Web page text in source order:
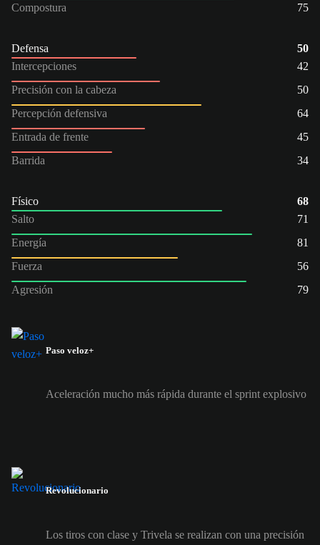
Compostura
75
Defensa
50
Intercepciones
42
Precisión con la cabeza
50
Percepción defensiva
64
Entrada de frente
45
Barrida
34
Físico
68
Salto
71
Energía
81
Fuerza
56
Agresión
79
Paso veloz+
Aceleración mucho más rápida durante el sprint explosivo
Revolucionario
Los tiros con clase y Trivela se realizan con una precisión